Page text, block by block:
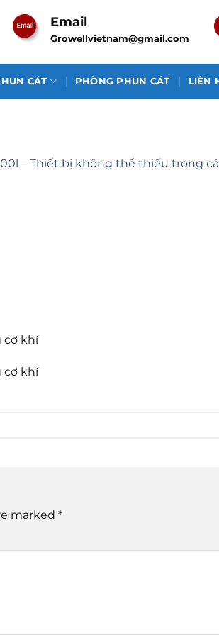
Email
Growellvietnam@gmail.com
CÁT PHÒNG PHUN CÁT LIÊN
– Thiết bị không thể thiếu trong
cơ khí
cơ khí
marked *